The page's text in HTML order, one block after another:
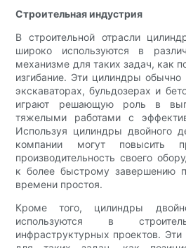
Строительная индустрия
В строительной отрасли
широко используются в
механизме для таких задач, как
изгибание. Эти цилиндры обычно
экскаваторах, бульдозерах и
играют решающую роль в
тяжелыми работами с
Используя цилиндры двойного
компании могут повысить
производительность своего
к более быстрому завершению
времени простоя.
Кроме того, цилиндры
используются в
инфраструктурных проектов.